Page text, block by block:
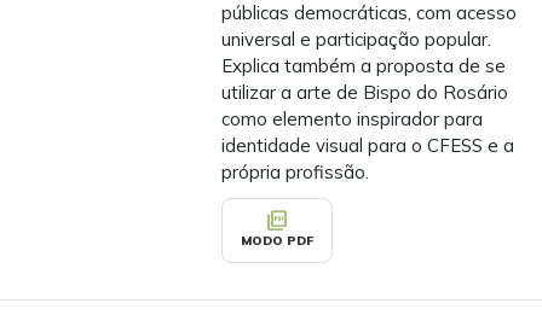
públicas democráticas, com acesso
universal e participação popular.
Explica também a proposta de se
utilizar a arte de Bispo do Rosário
como elemento inspirador para
identidade visual para o CFESS e a
própria profissão.
picture_as_pdf
MODO PDF